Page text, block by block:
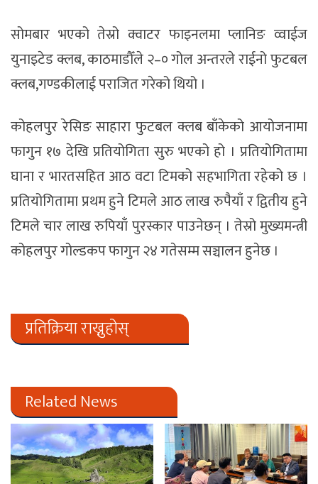
सोमबार भएको तेस्रो क्वाटर फाइनलमा प्लानिङ व्वाईज
युनाइटेड क्लब, काठमाडौँले २–० गोल अन्तरले राईनो फुटबल
क्लब,गण्डकीलाई पराजित गरेको थियो ।
कोहलपुर रेसिङ साहारा फुटबल क्लब बाँकेको आयोजनामा
फागुन १७ देखि प्रतियोगिता सुरु भएको हो । प्रतियोगितामा
घाना र भारतसहित आठ वटा टिमको सहभागिता रहेको छ ।
प्रतियोगितामा प्रथम हुने टिमले आठ लाख रुपैयाँ र द्वितीय हुने
टिमले चार लाख रुपियाँ पुरस्कार पाउनेछन् । तेस्रो मुख्यमन्त्री
कोहलपुर गोल्डकप फागुन २४ गतेसम्म सञ्चालन हुनेछ ।
प्रतिक्रिया राख्नुहोस्
Related News